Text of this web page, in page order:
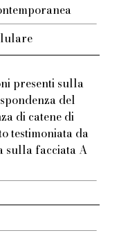
presenti sulla
del
di catene di
testimoniata da
sulla facciata A